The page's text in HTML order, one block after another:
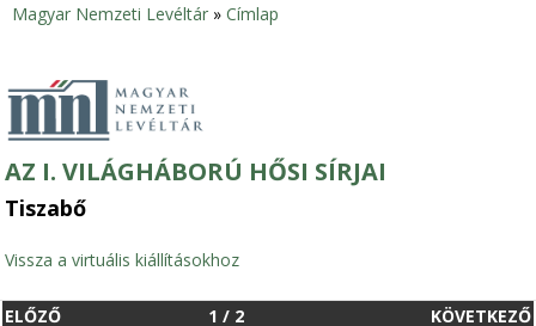
Jelenlegi
hely
Magyar Nemzeti Levéltár » Címlap
AZ I. VILÁGHÁBORÚ HŐSI SÍRJAI
Tiszabő
Vissza a virtuális kiállításokhoz
ELŐZŐ KÖVETKEZŐ
1 / 2